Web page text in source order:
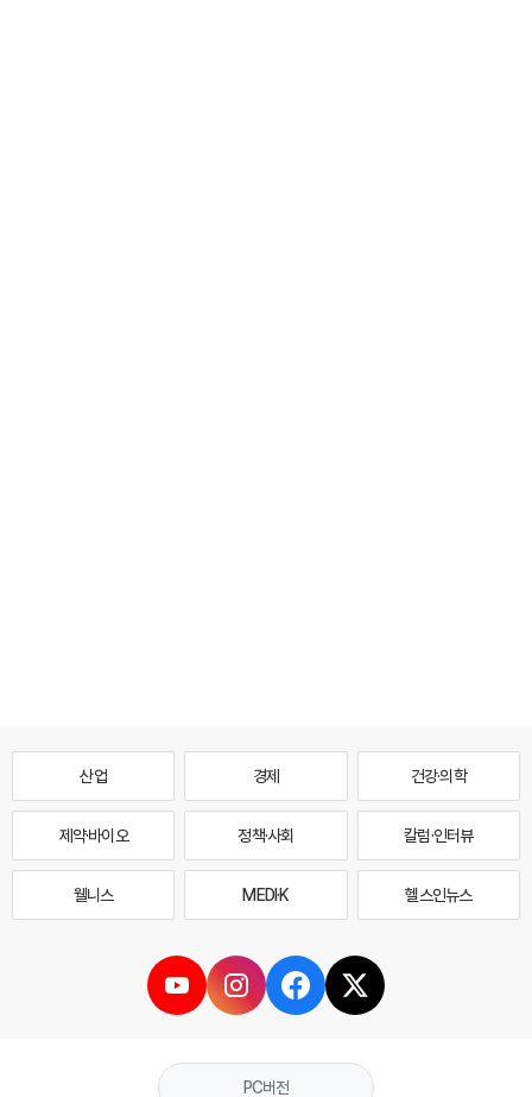
산업 경제 건강·의학
제약·바이오 정책·사회 칼럼·인터뷰
웰니스 MEDI·K 헬스인뉴스
PC버전